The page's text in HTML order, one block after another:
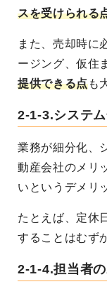
スを受けられる
また、売却時に
ージング、仮住
提供できる点も
2-1-3.システ
業務が細分化、
動産会社のメリ
いというデメリ
たとえば、定休
することはむず
2-1-4.担当者